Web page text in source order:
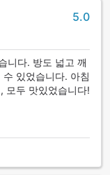
5.0
니다. 방도 넓고 깨
있었습니다. 아침
모두 맛있었습니다!